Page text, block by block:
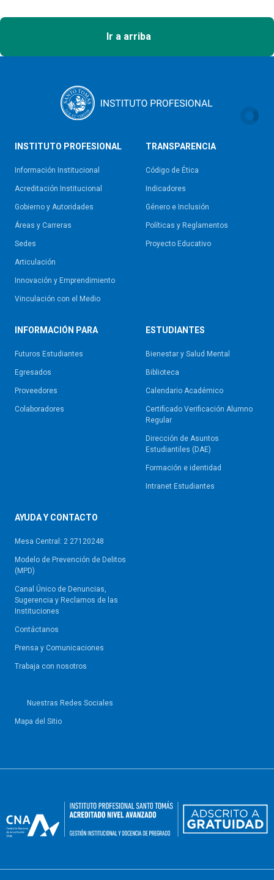
Ir a arriba
INSTITUTO PROFESIONAL
Información Institucional
Acreditación Institucional
Gobierno y Autoridades​
Áreas y Carreras
Sedes
Articulación
Innovación y Emprendimiento
Vinculación con el Medio
TRANSPARENCIA
Código de Ética
Indicadores
Género e Inclusión
Políticas y Reglamentos​
Proyecto Educativo
INFORMACIÓN PARA
Futuros Estudiantes
Egresados
Proveedores
Colaboradores
ESTUDIANTES
Bienestar y Salud Mental
Biblioteca
Calendario Académico
Certificado Verificación Alumno
Regular
Dirección de Asuntos
Estudiantiles (DAE)
Formación e identidad
Intranet Estudiantes
AYUDA Y CONTACTO
Mesa Central: 2 27120248
Modelo de Prevención de Delitos
(MPD)
Canal Único de Denuncias,
Sugerencia y Reclamos de las
Instituciones
Contáctanos
Prensa y Comunicaciones
Trabaja con nosotros
Nuestras Redes Sociales
Mapa del Sitio